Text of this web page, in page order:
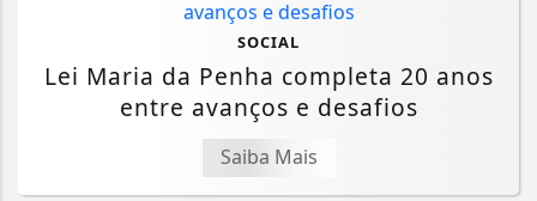
SOCIAL
Lei Maria da Penha completa 20 anos
entre avanços e desafios
Saiba Mais